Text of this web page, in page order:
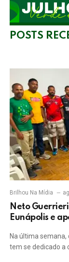
POSTS
Brilhou Na Mídia
Neto
Eunápolis e
Na última semana,
tem se dedicado a